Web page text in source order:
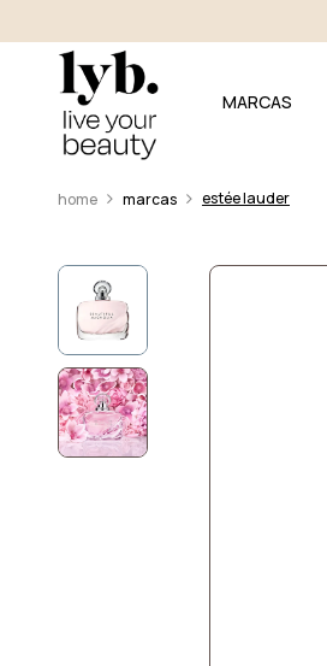
MARCAS
marcas estée lauder